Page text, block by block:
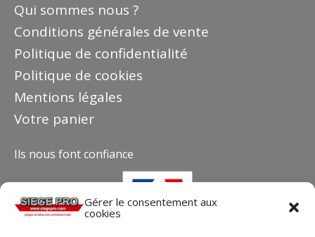
Gérer le consentement aux
cookies
Qui sommes nous ?
Conditions générales de vente
Politique de confidentialité
Politique de cookies
Mentions légales
Votre panier
Ils nous font confiance